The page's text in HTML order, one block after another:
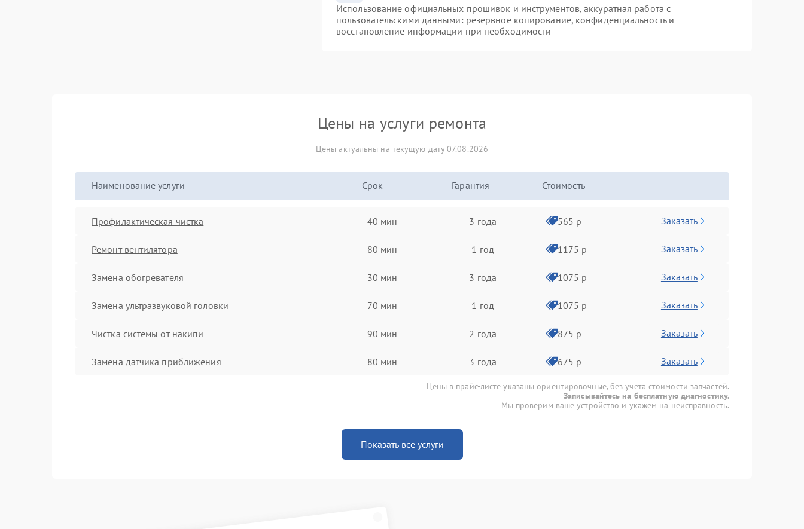
Использование официальных прошивок и инструментов, аккуратная работа с
пользовательскими данными: резервное копирование, конфиденциальность и
восстановление информации при необходимости
Цены на услуги ремонта
Цены актуальны на текущую дату 07.08.2026
Наименование услуги Срок Гарантия Стоимость
Профилактическая чистка 40 мин 3 года 565 р Заказать
Ремонт вентилятора 80 мин 1 год 1175 р Заказать
Замена обогревателя 30 мин 3 года 1075 р Заказать
Замена ультразвуковой головки 70 мин 1 год 1075 р Заказать
Чистка системы от накипи 90 мин 2 года 875 р Заказать
Замена датчика приближения 80 мин 3 года 675 р Заказать
Цены в прайс-листе указаны ориентировочные, без учета стоимости запчастей.
Записывайтесь на бесплатную диагностику.
Мы проверим ваше устройство и укажем на неисправность.
Показать все услуги